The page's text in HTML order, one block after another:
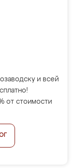
и всей
от стоимости